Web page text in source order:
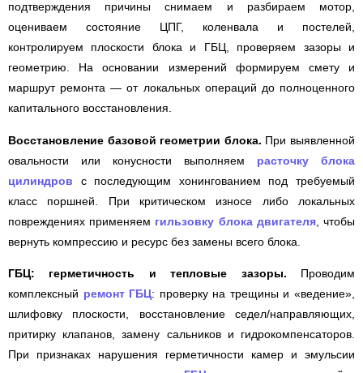
подтверждения причины снимаем и разбираем мотор,
оцениваем состояние ЦПГ, коленвала и постелей,
контролируем плоскости блока и ГБЦ, проверяем зазоры и
геометрию. На основании измерений формируем смету и
маршрут ремонта — от локальных операций до полноценного
капитального восстановления.
Восстановление базовой геометрии блока. При выявленной
овальности или конусности выполняем расточку блока
цилиндров с последующим хонингованием под требуемый
класс поршней. При критическом износе либо локальных
повреждениях применяем гильзовку блока двигателя, чтобы
вернуть компрессию и ресурс без замены всего блока.
ГБЦ: герметичность и тепловые зазоры. Проводим
комплексный ремонт ГБЦ: проверку на трещины и «ведение»,
шлифовку плоскости, восстановление седел/направляющих,
притирку клапанов, замену сальников и гидрокомпенсаторов.
При признаках нарушения герметичности камер и эмульсии